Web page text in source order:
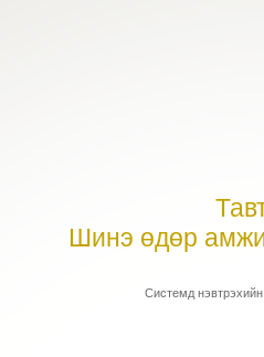
Шинэ өдөр
Системд нэвтрэхийн